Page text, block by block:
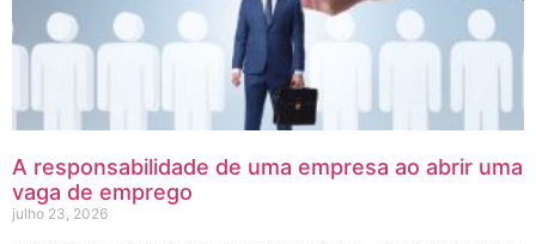
A responsabilidade de uma empresa ao abrir uma
vaga de emprego
julho 23, 2026